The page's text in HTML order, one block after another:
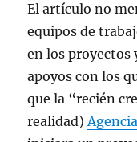
El artículo no
equipos de
en los proyectos
apoyos con los
que la “recién
realidad)